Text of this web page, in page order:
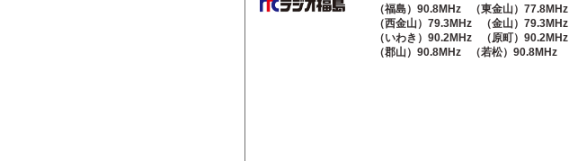
（福島）90.8MHz
（東金山）77.8MHz
（西金山）79.3MHz
（金山）79.3MHz
（いわき）90.2MHz
（原町）90.2MHz
（郡山）90.8MHz
（若松）90.8MHz